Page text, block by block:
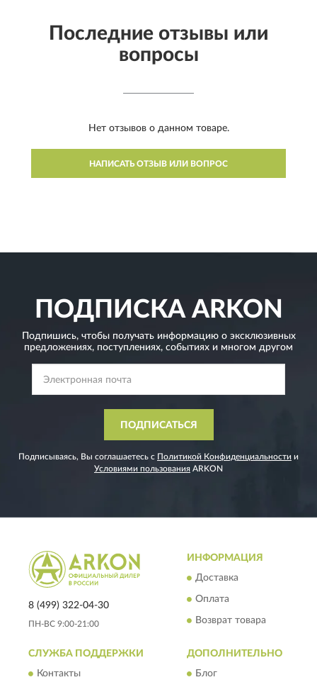
Последние отзывы или
вопросы
Нет отзывов о данном товаре.
НАПИСАТЬ ОТЗЫВ ИЛИ ВОПРОС
ПОДПИСКАARKON
Подпишись, чтобы получать информацию о эксклюзивных
предложениях, поступлениях, событиях и многом другом
ПОДПИСАТЬСЯ
Подписываясь, Вы соглашаетесь с Политикой Конфиденциальности и
Условиями пользования ARKON
8 (499) 322-04-30
ПН-ВС 9:00-21:00
ИНФОРМАЦИЯ
Доставка
Оплата
Возврат товара
СЛУЖБА ПОДДЕРЖКИ
Контакты
ДОПОЛНИТЕЛЬНО
Блог